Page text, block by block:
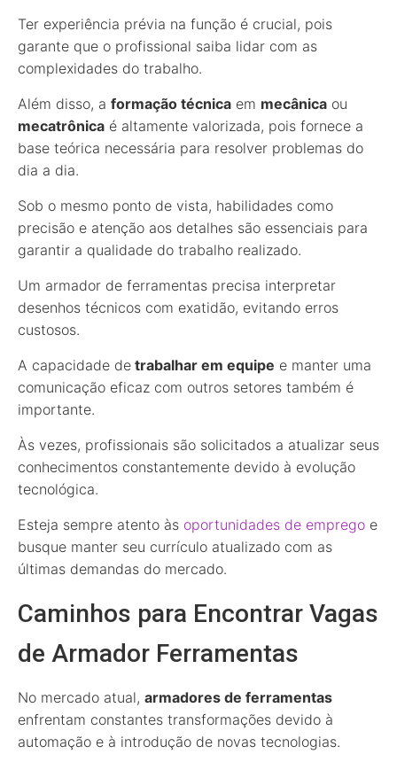
Ter experiência prévia na função é crucial, pois
garante que o profissional saiba lidar com as
complexidades do trabalho.
Além disso, a formação técnica em mecânica ou
mecatrônica é altamente valorizada, pois fornece a
base teórica necessária para resolver problemas do
dia a dia.
Sob o mesmo ponto de vista, habilidades como
precisão e atenção aos detalhes são essenciais para
garantir a qualidade do trabalho realizado.
Um armador de ferramentas precisa interpretar
desenhos técnicos com exatidão, evitando erros
custosos.
A capacidade de trabalhar em equipe e manter uma
comunicação eficaz com outros setores também é
importante.
Às vezes, profissionais são solicitados a atualizar seus
conhecimentos constantemente devido à evolução
tecnológica.
Esteja sempre atento às oportunidades de emprego e
busque manter seu currículo atualizado com as
últimas demandas do mercado.
Caminhos para Encontrar Vagas
de Armador Ferramentas
No mercado atual, armadores de ferramentas
enfrentam constantes transformações devido à
automação e à introdução de novas tecnologias.